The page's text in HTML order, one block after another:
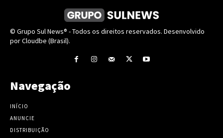
© Grupo Sul News® - Todos os direitos reservados. Desenvolvido
por Cloudbe (Brasil).
Navegação
INÍCIO
ANUNCIE
DISTRIBUIÇÃO